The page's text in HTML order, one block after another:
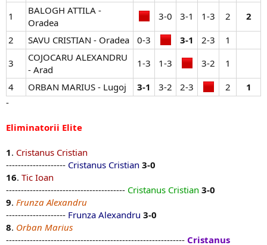
1
BALOGH ATTILA -
Oradea
3-0​ 3-1​ 1-3​ 2​
2
2
SAVU CRISTIAN - Oradea 0-3​ 3-1 2-3​
1​
3
COJOCARU ALEXANDRU
- Arad
1-3​ 1-3​ 3-2​
1​
4
ORBAN MARIUS - Lugoj 3-1 3-2​ 2-3​ 2​
1
-
Eliminatorii Elite
1. Cristanus Cristian
-------------------- Cristanus Cristian 3-0
16. Tic Ioan
---------------------------------------- Cristanus Cristian 3-0
9. Frunza Alexandru
-------------------- Frunza Alexandru 3-0
8. Orban Marius
------------------------------------------------------------ Cristanus